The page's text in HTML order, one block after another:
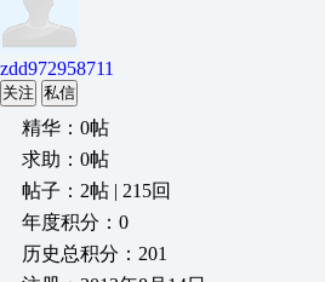
zdd972958711
关注 私信
精华：0帖
求助：0帖
帖子：2帖 | 215回
年度积分：0
历史总积分：201